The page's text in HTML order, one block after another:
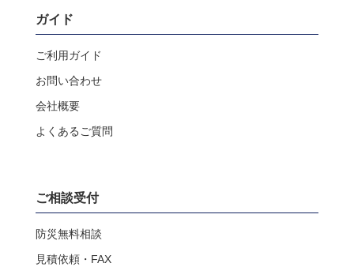
ガイド
ご利用ガイド
お問い合わせ
会社概要
よくあるご質問
ご相談受付
防災無料相談
見積依頼・FAX